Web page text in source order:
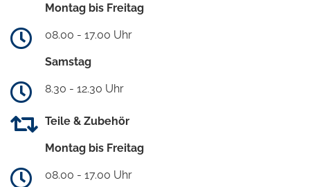
Montag bis Freitag
08.00 - 17.00 Uhr
Samstag
8.30 - 12.30 Uhr
Teile & Zubehör
Montag bis Freitag
08.00 - 17.00 Uhr